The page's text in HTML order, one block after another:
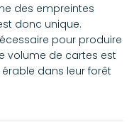
des empreintes
donc unique.
pour produire
volume de cartes est
dans leur forêt